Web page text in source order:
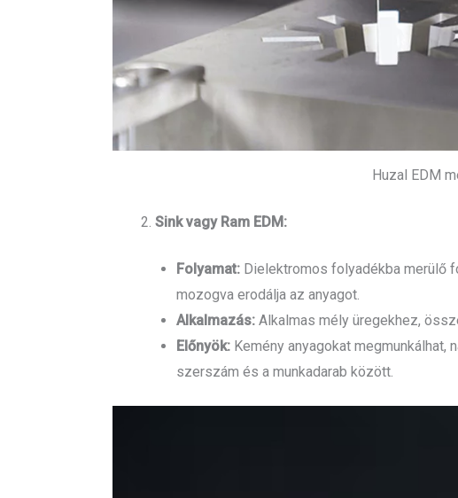
Huzal EDM
Sink vagy Ram EDM:
Folyamat:Dielektromos folyadékba merülő
mozogva erodálja az anyagot.
Alkalmazás: Alkalmas mély üregekhez,
Előnyök: Kemény anyagokat megmunkálhat,
szerszám és a munkadarab között.